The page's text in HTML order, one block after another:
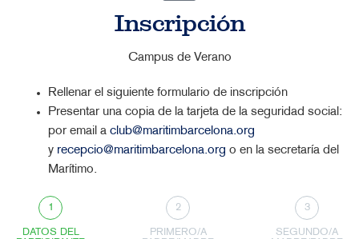
Inscripción
Campus de Verano
Rellenar el siguiente formulario de inscripción
Presentar una copia de la tarjeta de la seguridad social:
por email a club@maritimbarcelona.org
y recepcio@maritimbarcelona.org o en la secretaría del
Marítimo.
1
DATOS DEL
2
PRIMERO/A
3
SEGUNDO/A